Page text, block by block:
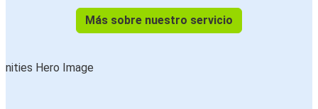
Más sobre nuestro servicio